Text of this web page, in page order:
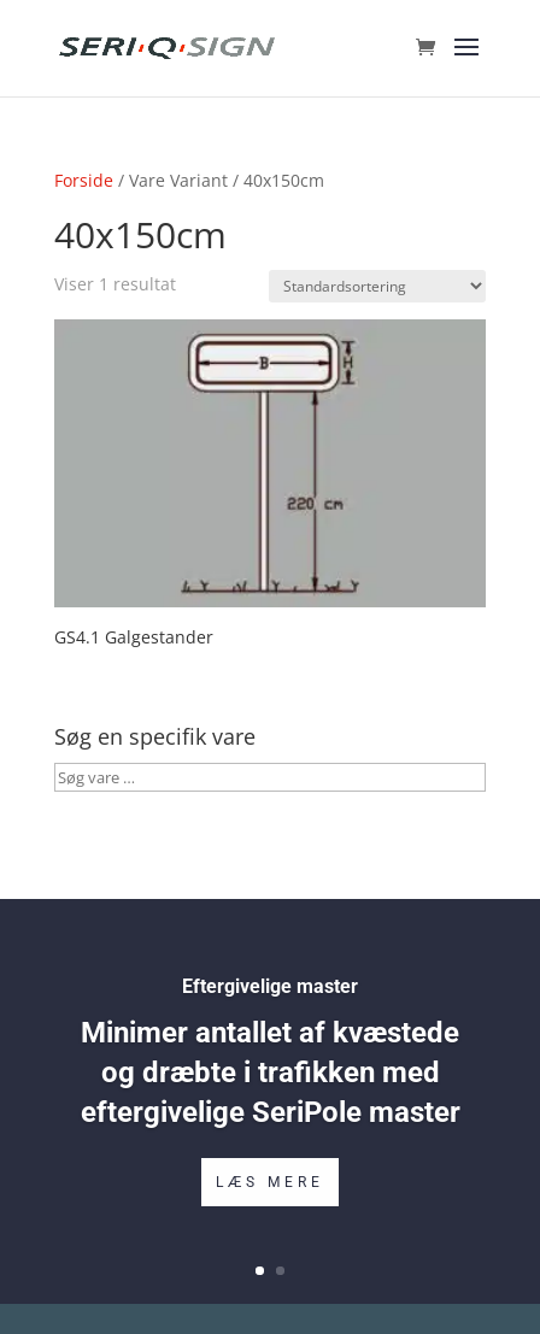
Forside/ Vare Variant / 40x150cm
40x150cm
Viser 1 resultat
GS4.1 Galgestander
Søg en specifik vare
Søg
Eftergivelige master
Minimer antallet af kvæstede
og dræbte i trafikken med
eftergivelige SeriPole master
LÆS MERE